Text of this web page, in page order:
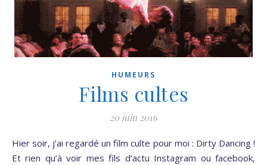
HUMEURS
Films cultes
20 juin 2016
Hier soir, j’ai regardé un film culte pour moi : Dirty Dancing !
Et rien qu’à voir mes fils d’actu Instagram ou facebook,